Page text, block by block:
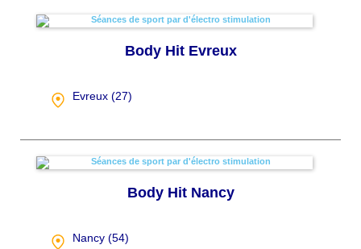
Body Hit Evreux
Evreux (27)
Body Hit Nancy
Nancy (54)